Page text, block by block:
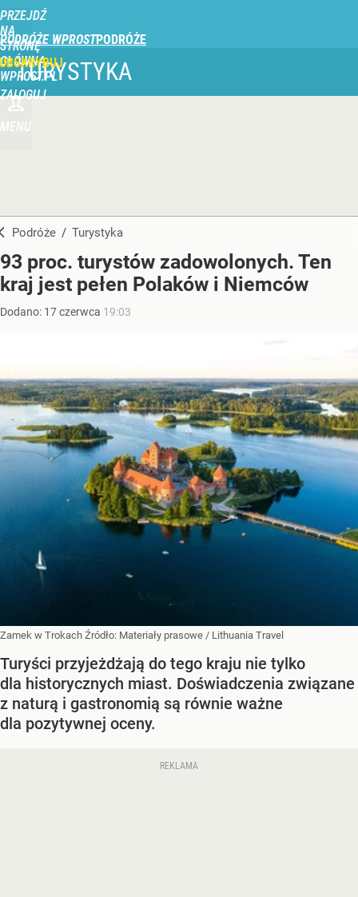
PRZEJDŹ
NA
STRONĘ
GŁÓWNĄ
WPROST.PL
PODRÓŻE WPROST
ZALOGUJ
MENU
TURYSTYKA
Podróże / Turystyka
93 proc. turystów zadowolonych. Ten
kraj jest pełen Polaków i Niemców
Dodano: 17czerwca 19:03
Zamek w Trokach Źródło: Materiały prasowe / Lithuania Travel
Turyści przyjeżdżają do tego kraju nie tylko
dla historycznych miast. Doświadczenia związane
z naturą i gastronomią są równie ważne
dla pozytywnej oceny.